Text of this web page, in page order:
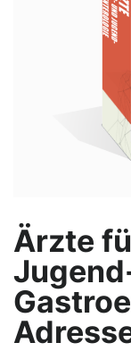
Ärzte